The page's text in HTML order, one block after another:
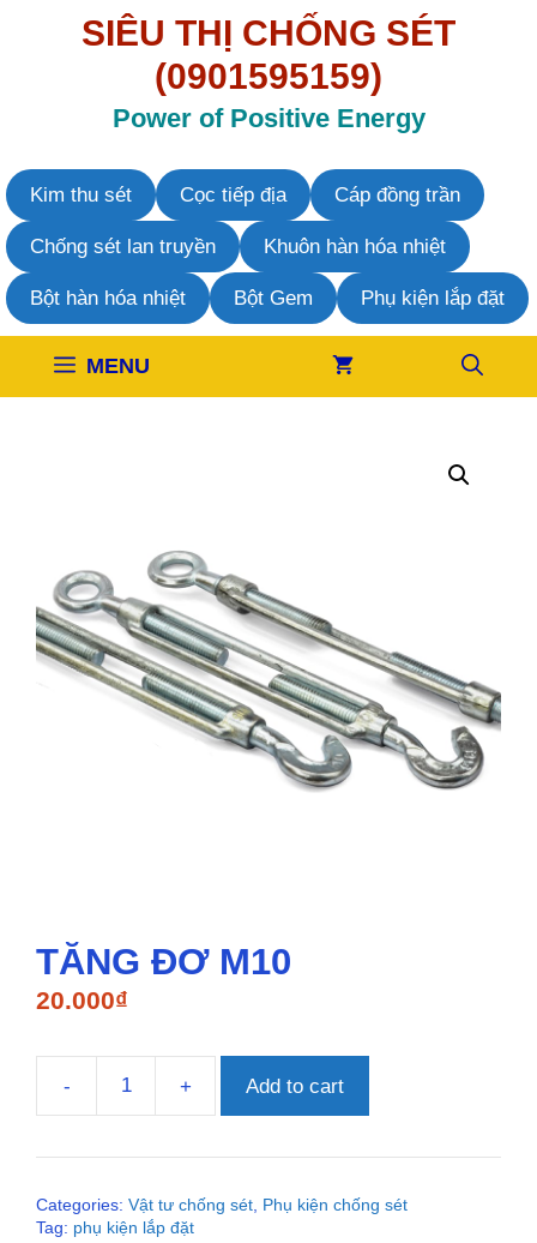
SIÊU THỊ CHỐNG SÉT
(0901595159)
Power of Positive Energy
Kim thu sét Cọc tiếp địa Cáp đồng trần
Chống sét lan truyền Khuôn hàn hóa nhiệt
Bột hàn hóa nhiệt Bột Gem Phụ kiện lắp đặt
MENU
TĂNG ĐƠ M10
20.000₫
-
TĂNG
M10
+ Add to cart
Categories: Vật tư chống sét, Phụ kiện chống sét
Tag: phụ kiện lắp đặt